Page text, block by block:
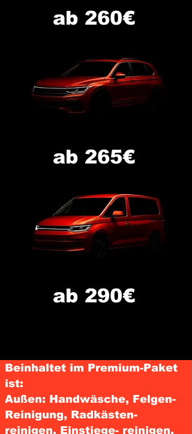
ab 260€
ab 265€
ab 290€
Beinhaltet im Premium-Paket
ist:
Außen: Handwäsche, Felgen-
Reinigung, Radkästen-
reinigen, Einstiege- reinigen,